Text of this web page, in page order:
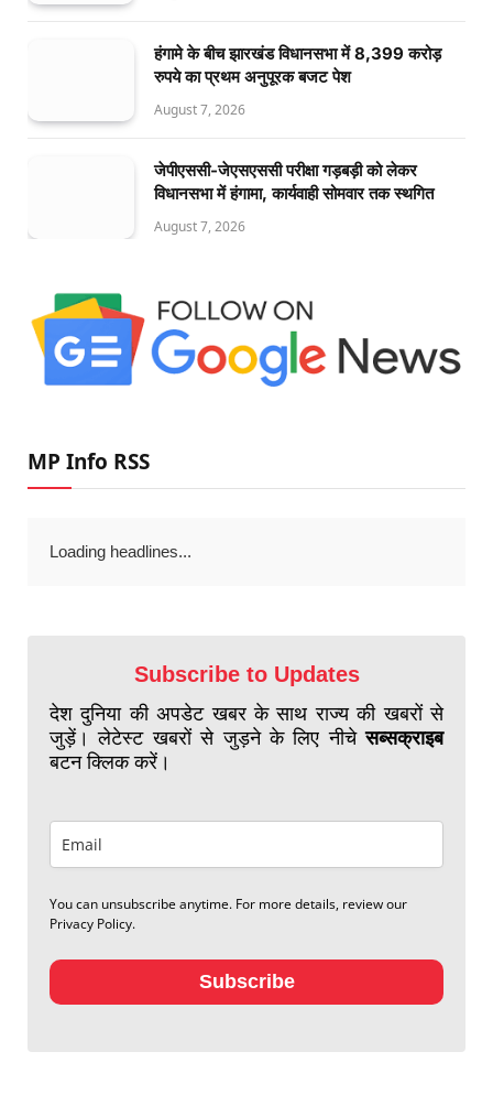
हंगामे के बीच झारखंड विधानसभा में 8,399 करोड़
रुपये का प्रथम अनुपूरक बजट पेश
August 7, 2026
जेपीएससी-जेएसएससी परीक्षा गड़बड़ी को लेकर
विधानसभा में हंगामा, कार्यवाही सोमवार तक स्थगित
August 7, 2026
MP Info RSS
Loading headlines...
Subscribe to Updates
देश दुनिया की अपडेट खबर के साथ राज्य की खबरों से
जुड़ें। लेटेस्ट खबरों से जुड़ने के लिए नीचेसब्सक्राइब
बटन क्लिक करें।
You can unsubscribe anytime. For more details, review our
Privacy Policy.
Subscribe